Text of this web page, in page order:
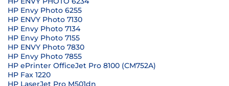
HP Envy Photo 6255
HP ENVY Photo 7130
HP Envy Photo 7134
HP Envy Photo 7155
HP ENVY Photo 7830
HP Envy Photo 7855
HP ePrinter OfficeJet Pro 8100 (CM752A)
HP Fax 1220
HP LaserJet Pro M501dn